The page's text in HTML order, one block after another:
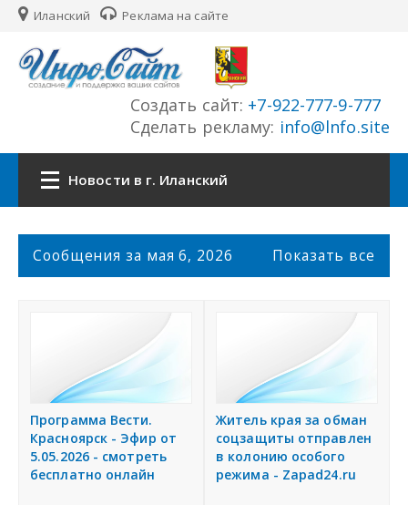
Иланский Реклама на сайте
Создать сайт: +7-922-777-9-777
Сделать рекламу: info@lnfo.site
Новости в г. Иланский
Главная
История города
Разместить объявление
Сообщения за мая 6, 2026 Показать все
Программа Вести.
Красноярск - Эфир от
5.05.2026 - смотреть
бесплатно онлайн
Житель края за обман
соцзащиты отправлен
в колонию особого
режима - Zapad24.ru